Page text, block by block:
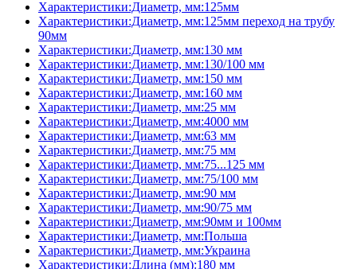
Характеристики:Диаметр, мм:125мм
Характеристики:Диаметр, мм:125мм переход на трубу
90мм
Характеристики:Диаметр, мм:130 мм
Характеристики:Диаметр, мм:130/100 мм
Характеристики:Диаметр, мм:150 мм
Характеристики:Диаметр, мм:160 мм
Характеристики:Диаметр, мм:25 мм
Характеристики:Диаметр, мм:4000 мм
Характеристики:Диаметр, мм:63 мм
Характеристики:Диаметр, мм:75 мм
Характеристики:Диаметр, мм:75...125 мм
Характеристики:Диаметр, мм:75/100 мм
Характеристики:Диаметр, мм:90 мм
Характеристики:Диаметр, мм:90/75 мм
Характеристики:Диаметр, мм:90мм и 100мм
Характеристики:Диаметр, мм:Польша
Характеристики:Диаметр, мм:Украина
Характеристики:Длина (мм):180 мм